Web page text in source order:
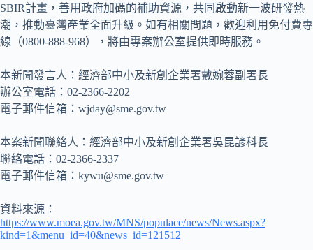
SBIR計畫，善用政府加碼的補助資源，共同啟動新一波研發熱
潮，推動臺灣產業全面升級。如有相關問題，歡迎利用免付費專
線（0800-888-968），將由專案辦公室提供即時服務。
本新聞發言人：經濟部中小及新創企業署戴婉蓉副署長
辦公室電話：02-2366-2202
電子郵件信箱：wjday@sme.gov.tw
本案新聞聯絡人：經濟部中小及新創企業署吳昆諺科長
聯絡電話：02-2366-2337
電子郵件信箱：kywu@sme.gov.tw
資料來源：
https://www.moea.gov.tw/MNS/populace/news/News.aspx?
kind=1&menu_id=40&news_id=121512